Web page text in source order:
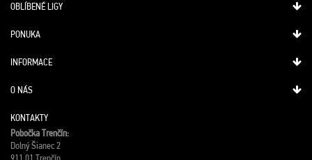
OBLÍBENÉ LIGY
PONUKA
INFORMACE
O NÁS
KONTAKTY
Pobočka Trenčín:
Dolný Šianec 2